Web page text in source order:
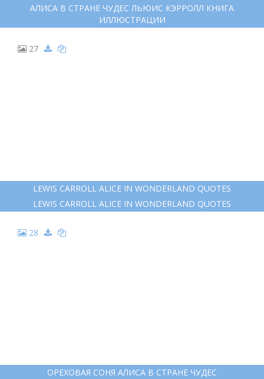
АЛИСА В СТРАНЕ ЧУДЕС ЛЬЮИС КЭРРОЛЛ КНИГА
ИЛЛЮСТРАЦИИ
27
LEWIS CARROLL ALICE IN WONDERLAND QUOTES
LEWIS CARROLL ALICE IN WONDERLAND QUOTES
28
ОРЕХОВАЯ СОНЯ АЛИСА В СТРАНЕ ЧУДЕС